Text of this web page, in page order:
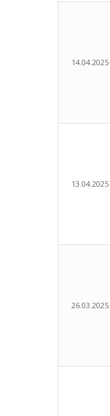
14.04.2025
13.04.2025
26.03.2025